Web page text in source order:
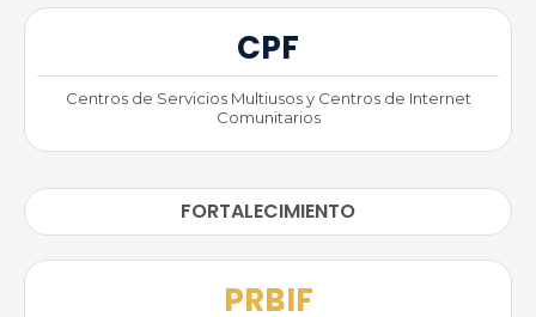
CPF
Centros de Servicios Multiusos y Centros de Internet
Comunitarios
FORTALECIMIENTO
PRBIF